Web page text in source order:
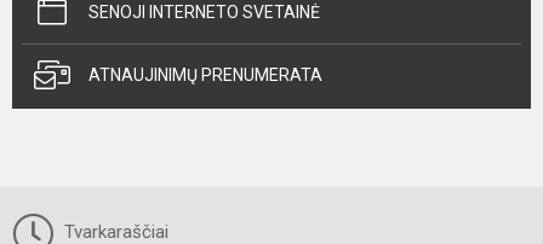
SENOJI INTERNETO SVETAINĖ
ATNAUJINIMŲ PRENUMERATA
Tvarkaraščiai